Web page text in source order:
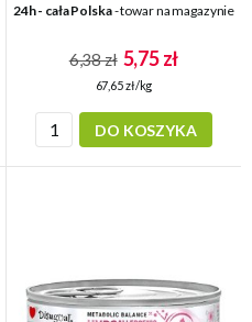
24h - cała Polska- towar na magazynie
6,38 zł 5,75 zł
67,65 zł/kg
DO KOSZYKA